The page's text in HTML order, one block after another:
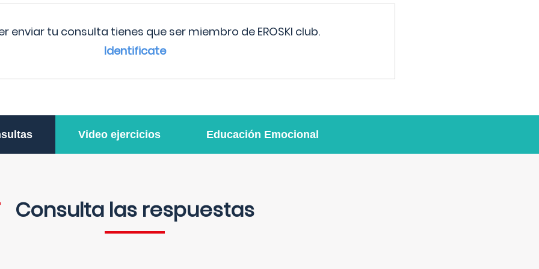
enviar tu consulta tienes que ser miembro de EROSKI club.
Identificate
Video ejercicios Educación Emocional
Consulta las respuestas